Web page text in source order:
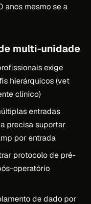
anos mesmo se a
multi-unidade
exige
hierárquicos (vet
clínico)
entradas
precisa suportar
por entrada
protocolo de pré-
operatório
de dado por